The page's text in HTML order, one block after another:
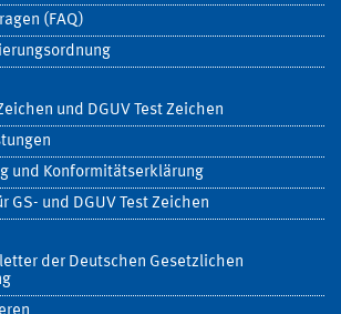
(FAQ)
und DGUV Test Zeichen
und Konformitätserklärung
GS- und DGUV Test Zeichen
der Deutschen Gesetzlichen